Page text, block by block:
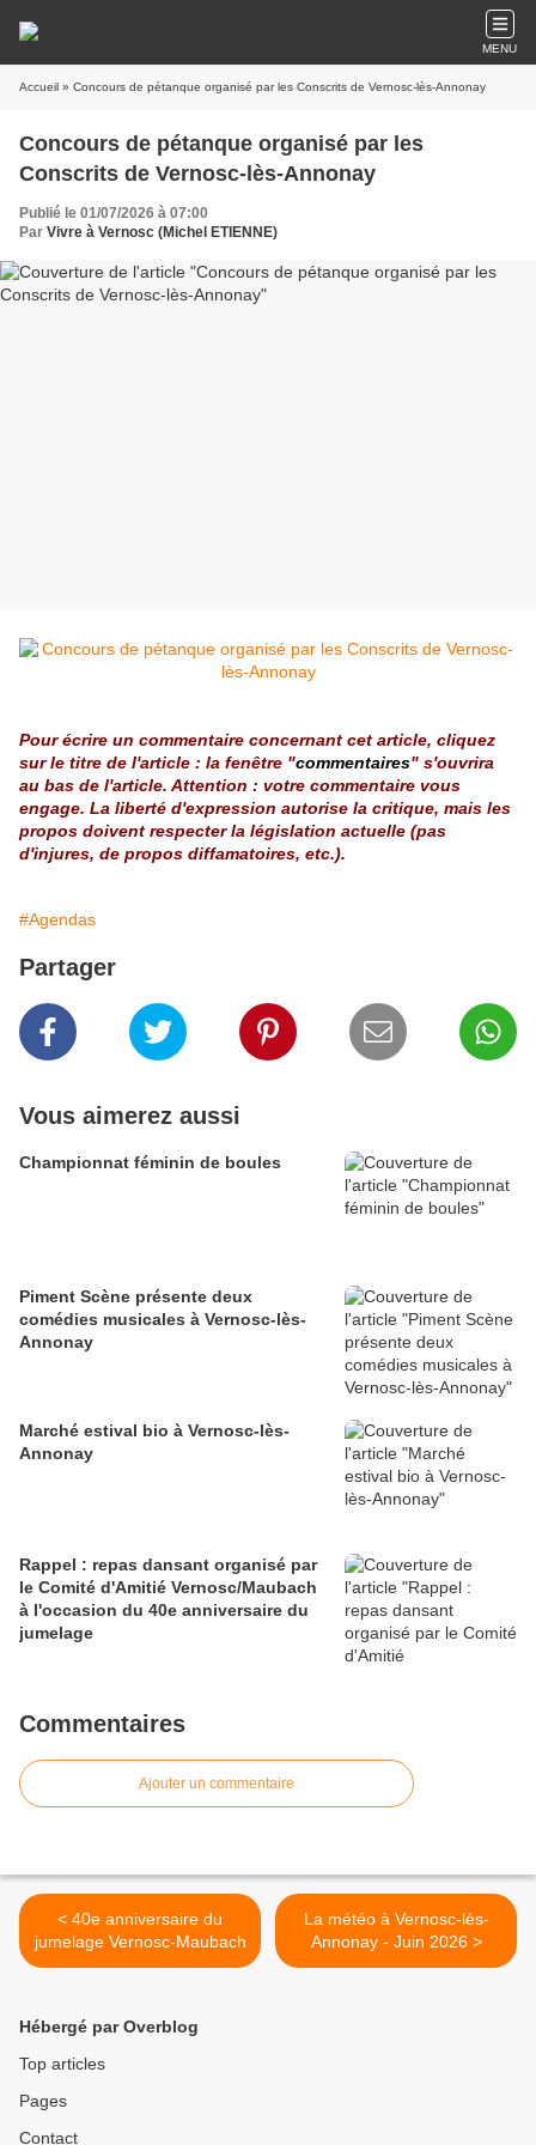
MENU
Accueil » Concours de pétanque organisé par les Conscrits de Vernosc-lès-Annonay
Concours de pétanque organisé par les
Conscrits de Vernosc-lès-Annonay
Publié le 01/07/2026 à 07:00
Par Vivre à Vernosc (Michel ETIENNE)
Pour écrire un commentaire concernant cet article, cliquez
sur le titre de l'article : la fenêtre "commentaires" s'ouvrira
au bas de l'article. Attention : votre commentaire vous
engage. La liberté d'expression autorise la critique, mais les
propos doivent respecter la législation actuelle (pas
d'injures, de propos diffamatoires, etc.).
#Agendas
Partager
Vous aimerez aussi
Championnat féminin de boules
Piment Scène présente deux
comédies musicales à Vernosc-lès-
Annonay
Marché estival bio à Vernosc-lès-
Annonay
Rappel : repas dansant organisé par
le Comité d'Amitié Vernosc/Maubach
à l'occasion du 40e anniversaire du
jumelage
Commentaires
Ajouter un commentaire
< 40e anniversaire du
jumelage Vernosc-Maubach
La météo à Vernosc-lès-
Annonay - Juin 2026 >
Hébergé par Overblog
Top articles
Pages
Contact